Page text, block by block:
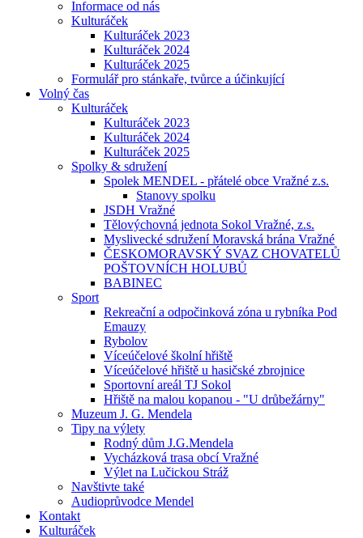
Informace od nás
Kulturáček
Kulturáček 2023
Kulturáček 2024
Kulturáček 2025
Formulář pro stánkaře, tvůrce a účinkující
Volný čas
Kulturáček
Kulturáček 2023
Kulturáček 2024
Kulturáček 2025
Spolky & sdružení
Spolek MENDEL - přátelé obce Vražné z.s.
Stanovy spolku
JSDH Vražné
Tělovýchovná jednota Sokol Vražné, z.s.
Myslivecké sdružení Moravská brána Vražné
ČESKOMORAVSKÝ SVAZ CHOVATELŮ
POŠTOVNÍCH HOLUBŮ
BABINEC
Sport
Rekreační a odpočinková zóna u rybníka Pod
Emauzy
Rybolov
Víceúčelové školní hřiště
Víceúčelové hřiště u hasičské zbrojnice
Sportovní areál TJ Sokol
Hřiště na malou kopanou - "U drůbežárny"
Muzeum J. G. Mendela
Tipy na výlety
Rodný dům J.G.Mendela
Vycházková trasa obcí Vražné
Výlet na Lučickou Stráž
Navštivte také
Audioprůvodce Mendel
Kontakt
Kulturáček